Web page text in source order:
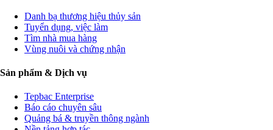
Danh bạ thương hiệu thủy sản
Tuyển dụng, việc làm
Tìm nhà mua hàng
Vùng nuôi và chứng nhận
Sản phẩm & Dịch vụ
Tepbac Enterprise
Báo cáo chuyên sâu
Quảng bá & truyền thông ngành